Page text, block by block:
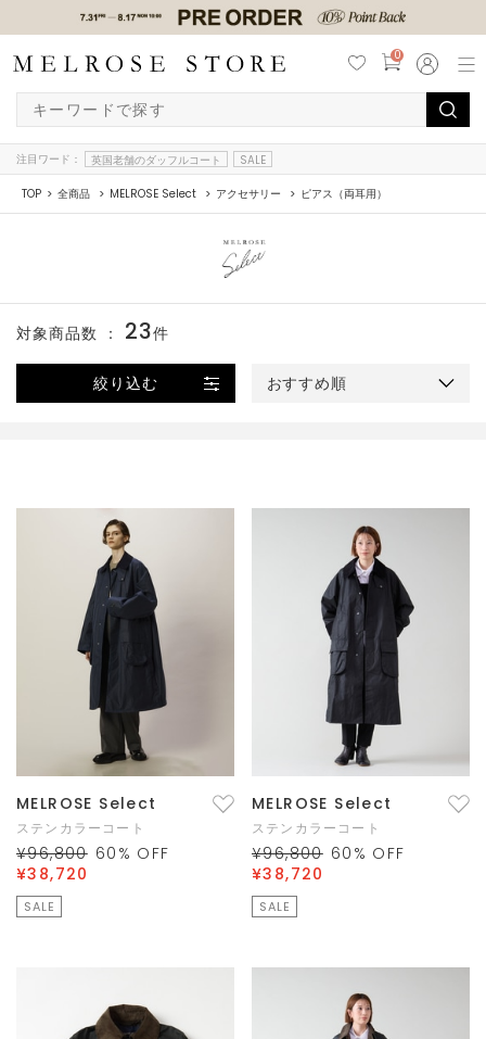
0
注目ワード： 英国老舗のダッフルコート SALE
TOP 全商品 MELROSE Select アクセサリー ピアス（両耳用）
絞り込む おすすめ順
対象商品数 ： 23件
MELROSE Select
ステンカラーコート
¥96,800 60 % OFF
¥38,720
SALE
MELROSE Select
ステンカラーコート
¥96,800 60 % OFF
¥38,720
SALE